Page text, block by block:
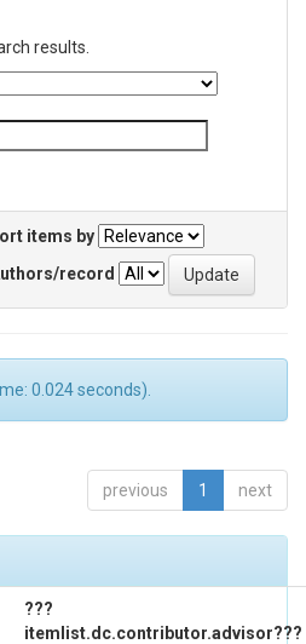
results.
items by
record
0.024 seconds).
previous 1 next
???
itemlist.dc.contributor.advisor???